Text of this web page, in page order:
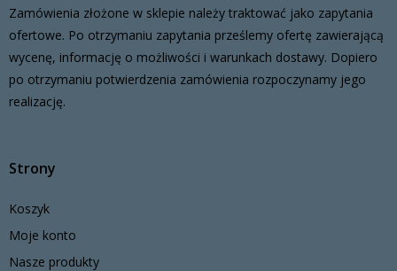
Zamówienia złożone w sklepie należy traktować jako zapytania
ofertowe. Po otrzymaniu zapytania prześlemy ofertę zawierającą
wycenę, informację o możliwości i warunkach dostawy. Dopiero
po otrzymaniu potwierdzenia zamówienia rozpoczynamy jego
realizację.
Strony
Koszyk
Moje konto
Nasze produkty